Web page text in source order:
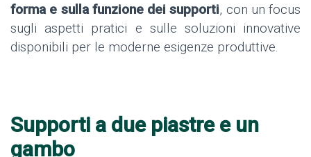
forma e sulla funzione dei supporti, con un focus
sugli aspetti pratici e sulle soluzioni innovative
disponibili per le moderne esigenze produttive.
Supporti a due piastre e un
gambo